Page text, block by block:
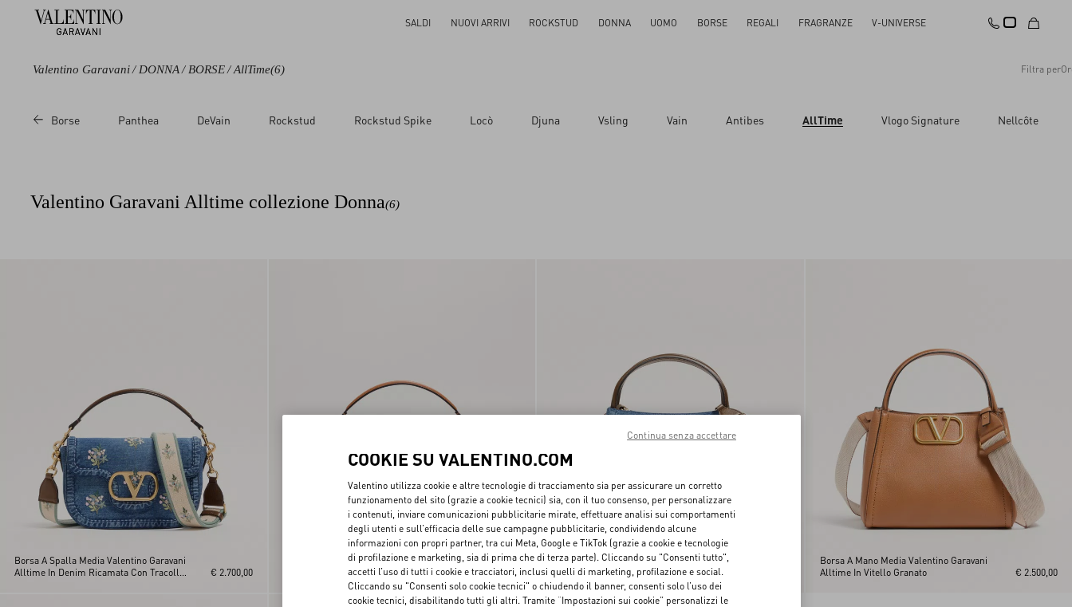
SALDI NUOVI ARRIVI ROCKSTUD DONNA UOMO BORSE REGALI FRAGRANZE V-UNIVERSE
Valentino Garavani/ DONNA / BORSE/ AllTime(6) Filtra per
Colore
Beige
Bianco
Reimposta tutto Applica le modifiche
Borse Panthea DeVain Rockstud Rockstud Spike Locò Djuna Vsling Vain Antibes AllTime Vlogo Signature Nellcôte
Valentino Garavani Alltime collezione Donna(6)
Borsa A Spalla Media Valentino Garavani
Alltime In Denim Ricamata Con Tracolla
€ 2.700,00
Borsa A Spalla Valentino Garavani
Alltime In Vitello Granato
€ 2.300,00
Borsa A Mano Media Valentino Garavani
Alltime In Denim Con Tracolla Nastro
Ricamato
Borsa A Mano Media Valentino Garavani
Alltime In Vitello Granato
€ 2.500,00
COOKIE SU VALENTINO.COM
Valentino utilizza cookie e altre tecnologie di tracciamento sia per assicurare un corretto
funzionamento del sito (grazie a cookie tecnici) sia, con il tuo consenso, per personalizzare
i contenuti, inviare comunicazioni pubblicitarie mirate, effettuare analisi sui comportamenti
degli utenti e sull’efficacia delle sue campagne pubblicitarie, condividendo alcune
informazioni con propri partner, tra cui Meta, Google e TikTok (grazie a cookie e tecnologie
di profilazione e marketing, sia di prima che di terza parte). Cliccando su "Consenti tutto",
accetti l’uso di tutti i cookie e tracciatori, inclusi quelli di marketing, profilazione e social.
Cliccando su "Consenti solo cookie tecnici" o chiudendo il banner, consenti solo l’uso dei
cookie tecnici, disabilitando tutti gli altri. Tramite “Impostazioni sui cookie” personalizzi le
Continua senza accettare